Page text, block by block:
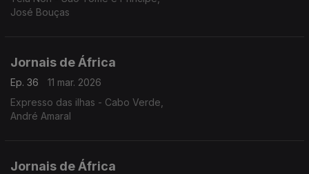
José Bouças
Jornais de África
Ep. 36
11 mar. 2026
Expresso das ilhas - Cabo Verde,
André Amaral
Jornais de África